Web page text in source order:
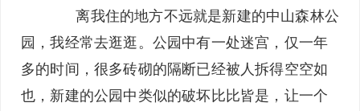
离我住的地方不远就是新建的中山森林公
园，我经常去逛逛。公园中有一处迷宫，仅一年
多的时间，很多砖砌的隔断已经被人拆得空空如
也，新建的公园中类似的破坏比比皆是，让一个